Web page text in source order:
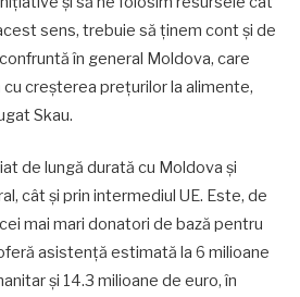
sens, trebuie să ținem cont și de
în general Moldova, care
creșterea prețurilor la alimente,
Skau.
de lungă durată cu Moldova și
cât și prin intermediul UE. Este, de
mai mari donatori de bază pentru
asistență estimată la 6 milioane
și 14.3 milioane de euro, în